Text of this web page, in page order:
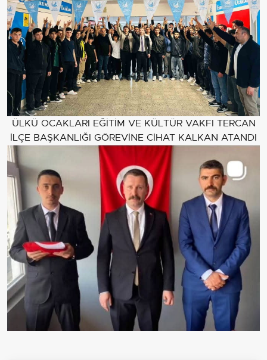
ÜLKÜ OCAKLARI EĞİTİM VE KÜLTÜR VAKFI TERCAN
İLÇE BAŞKANLIĞI GÖREVİNE CİHAT KALKAN ATANDI